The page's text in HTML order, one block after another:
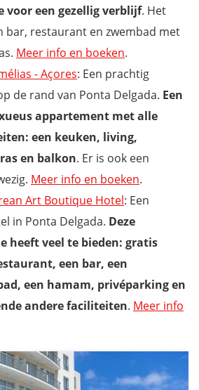
voor een gezellig verblijf. Het
bar, restaurant en zwembad met
Meer info en boeken.
- Açores: Een prachtig
de rand van Ponta Delgada. Een
appartement met alle
een keuken, living,
en balkon. Er is ook een
Meer info en boeken.
Art Boutique Hotel: Een
in Ponta Delgada. Deze
heeft veel te bieden: gratis
een bar, een
een hamam, privéparking en
andere faciliteiten. Meer info